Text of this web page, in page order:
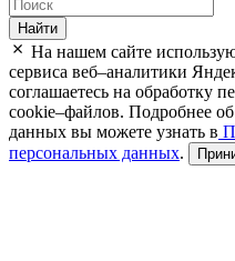
Найти
На нашем сайте
сервиса веб–аналитики
соглашаетесь на обработку
cookie–файлов. Подробнее
данных вы можете узнать в
персональных данных.